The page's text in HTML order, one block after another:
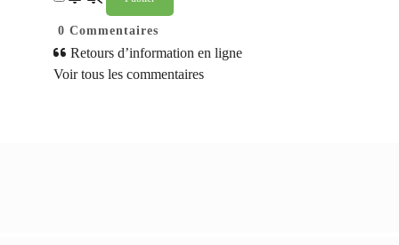
0 Commentaires
Retours d’information en ligne
Voir tous les commentaires